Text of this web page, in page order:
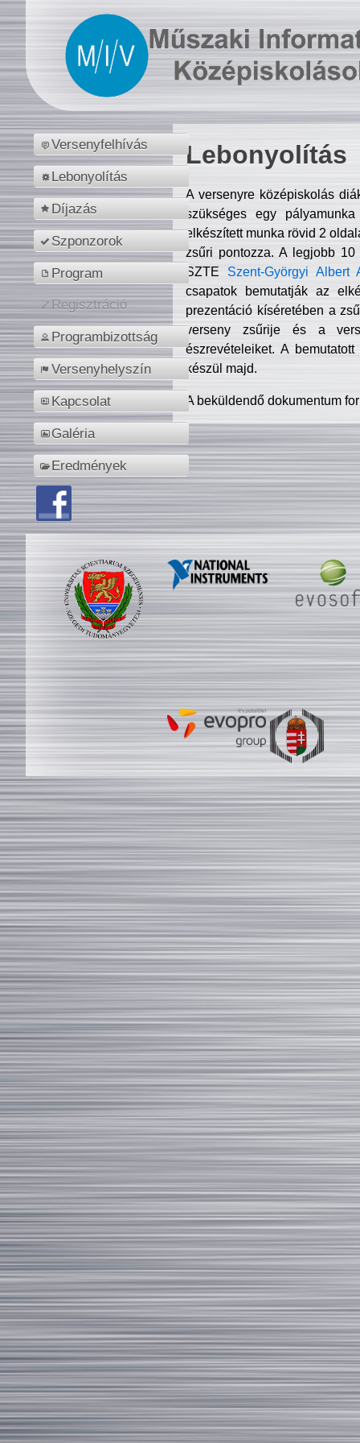
Versenyfelhívás
Lebonyolítás
Díjazás
Szponzorok
Program
Regisztráció
Programbizottság
Versenyhelyszín
Kapcsolat
Galéria
Eredmények
Lebonyolítás
A versenyre középiskolás
szükséges egy
elkészített munka rövid 2
zsűri pontozza. A legjobb
SZTE Szent-Györgyi Albert
csapatok bemutatják az
prezentáció kíséretében a
verseny zsűrije és a
észrevételeiket. A
készül majd.
A beküldendő dokumentum